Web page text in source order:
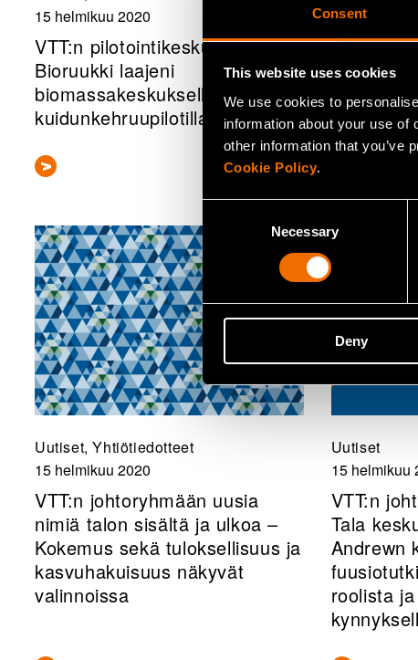
Consent
This website uses cookies
We use cookies to
information about your use of
other information that you’ve
Cookie Policy.
Selection
Necessary
Deny
15 helmikuu 2020
VTT:n pilotointikeskus
Bioruukki laajeni
biomassakeskuksella ja
kuidunkehruupilotilla
15 helmikuu
VTT:n
Uutiset, Yhtiötiedotteet
15 helmikuu 2020
VTT:n johtoryhmään uusia
nimiä talon sisältä ja ulkoa –
Kokemus sekä tuloksellisuus ja
kasvuhakuisuus näkyvät
valinnoissa
Uutiset
15 helmikuu
VTT:n
Tala
Andrewn
roolista